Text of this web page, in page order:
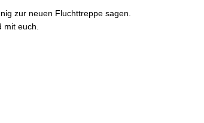
zur neuen Fluchttreppe sagen.
euch.